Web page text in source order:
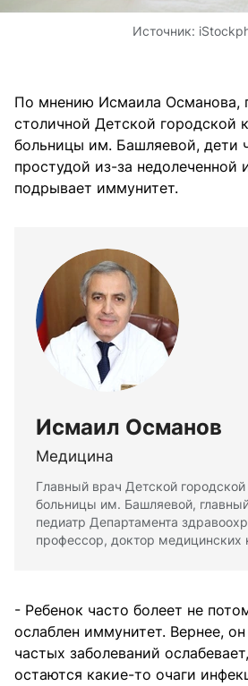
Источник:
По мнению Исмаила Османова,
столичной Детской городской
больницы им. Башляевой, дети
простудой из-за недолеченной
подрывает иммунитет.
Исмаил Османов
Медицина
Главный врач Детской
больницы им. Башляевой,
педиатр Департамента
профессор, доктор медицинских
- Ребенок часто болеет не
ослаблен иммунитет. Вернее,
частых заболеваний
остаются какие-то очаги